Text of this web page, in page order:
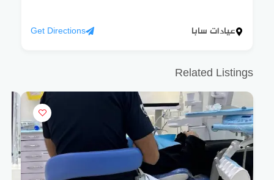
عيادات سابا Get Directions
Related Listings